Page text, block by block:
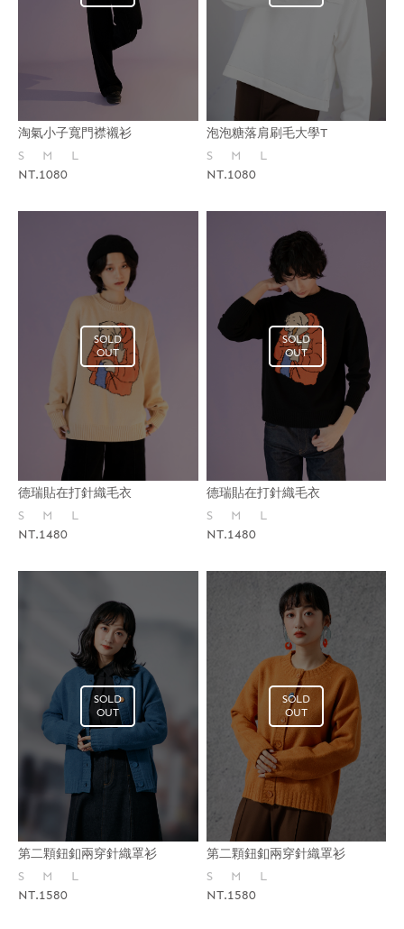
淘氣小子寬門襟襯衫
S
M
L
NT.1080
泡泡糖落肩刷毛大學T
S
M
L
NT.1080
SOLD
OUT
德瑞貼在打針織毛衣
S
M
L
NT.1480
SOLD
OUT
德瑞貼在打針織毛衣
S
M
L
NT.1480
SOLD
OUT
第二顆鈕釦兩穿針織罩衫
S
M
L
NT.1580
SOLD
OUT
第二顆鈕釦兩穿針織罩衫
S
M
L
NT.1580